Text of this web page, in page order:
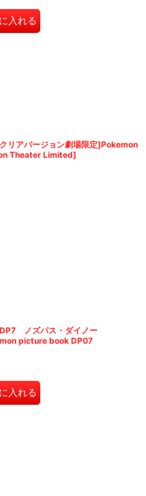
入れる
アバージョン劇場限定]Pokemon
Theater Limited]
ノズパス・ダイノー
picture book DP07
入れる